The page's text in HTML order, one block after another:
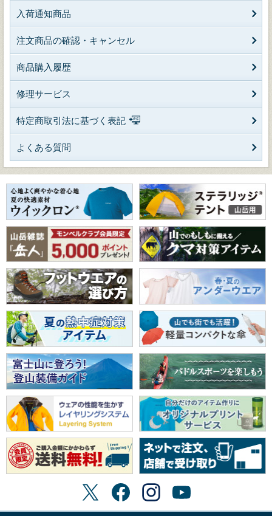
入荷通知商品
注文商品の確認・キャンセル
商品購入履歴
修理サービス
特定商取引法に基づく表記
よくある質問